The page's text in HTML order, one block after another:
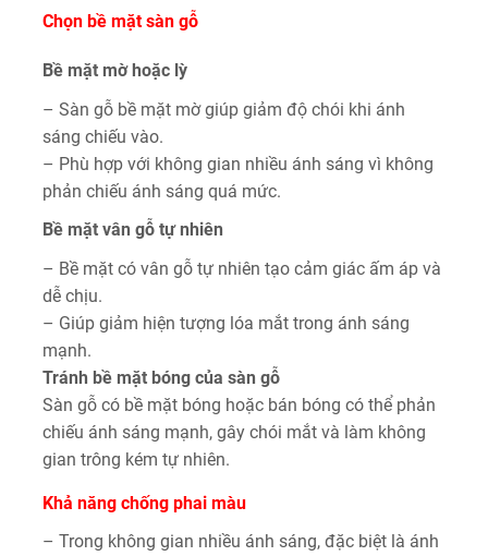
Chọn bề mặt sàn gỗ
Bề mặt mờ hoặc lỳ
– Sàn gỗ bề mặt mờ giúp giảm độ chói khi ánh
sáng chiếu vào.
– Phù hợp với không gian nhiều ánh sáng vì không
phản chiếu ánh sáng quá mức.
Bề mặt vân gỗ tự nhiên
– Bề mặt có vân gỗ tự nhiên tạo cảm giác ấm áp và
dễ chịu.
– Giúp giảm hiện tượng lóa mắt trong ánh sáng
mạnh.
Tránh bề mặt bóng của sàn gỗ
Sàn gỗ có bề mặt bóng hoặc bán bóng có thể phản
chiếu ánh sáng mạnh, gây chói mắt và làm không
gian trông kém tự nhiên.
Khả năng chống phai màu
– Trong không gian nhiều ánh sáng, đặc biệt là ánh